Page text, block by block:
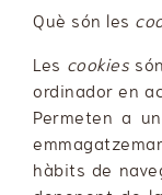
Què són les
Les cookies
ordinador en
Permeten a
hàbits de